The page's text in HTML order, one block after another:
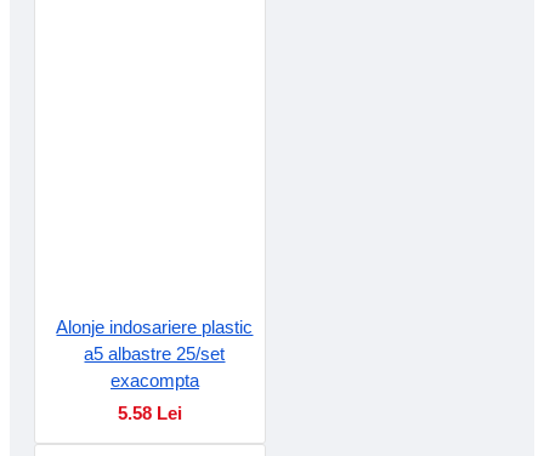
Alonje indosariere plastic
a5 albastre 25/set
exacompta
5.58 Lei